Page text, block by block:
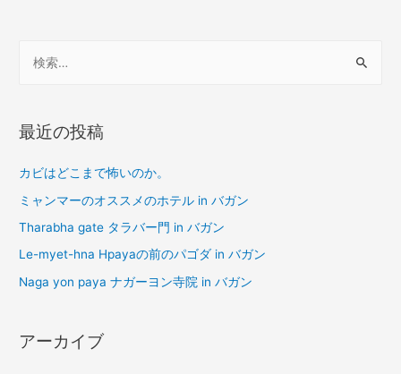
最近の投稿
カビはどこまで怖いのか。
ミャンマーのオススメのホテル in バガン
Tharabha gate タラバー門 in バガン
Le-myet-hna Hpayaの前のパゴダ in バガン
Naga yon paya ナガーヨン寺院 in バガン
アーカイブ